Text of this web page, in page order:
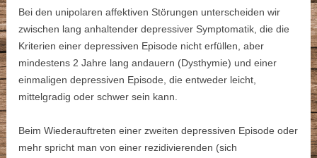
Bei den unipolaren affektiven Störungen unterscheiden wir
zwischen lang anhaltender depressiver Symptomatik, die die
Kriterien einer depressiven Episode nicht erfüllen, aber
mindestens 2 Jahre lang andauern (Dysthymie) und einer
einmaligen depressiven Episode, die entweder leicht,
mittelgradig oder schwer sein kann.
Beim Wiederauftreten einer zweiten depressiven Episode oder
mehr spricht man von einer rezidivierenden (sich